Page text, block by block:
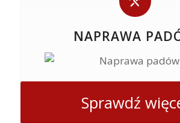
NAPRAWA
Sprawdź